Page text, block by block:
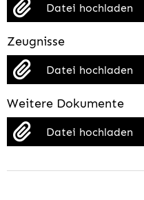
Datei hochladen
Zeugnisse
Datei hochladen
Weitere Dokumente
Datei hochladen